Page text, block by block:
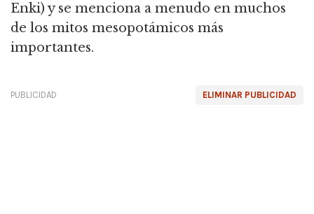
Enki) y se menciona a menudo en muchos
de los mitos mesopotámicos más
importantes.
ELIMINAR PUBLICIDAD
PUBLICIDAD